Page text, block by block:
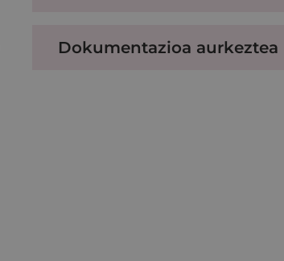
Dokumentazioa aurkeztea